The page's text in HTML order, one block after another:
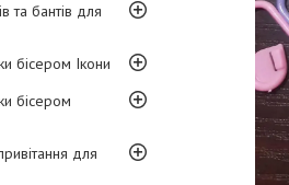
та бантів для
бісером Ікони
бісером
для